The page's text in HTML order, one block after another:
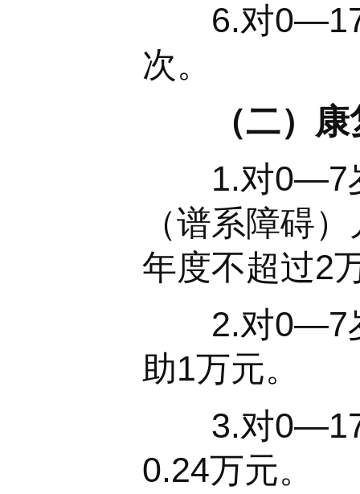
6.对0—17
次。
（二）
1.对0—7岁
（谱系障碍
年度不超过2
2.对0—7岁
助1万元。
3.对0—17
0.24万元。